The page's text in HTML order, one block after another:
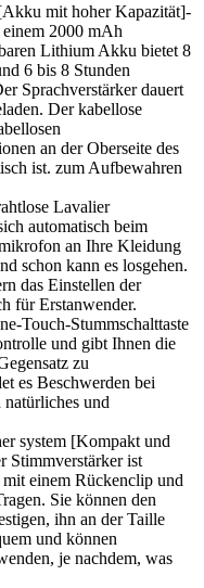
mit hoher Kapazität]-
2000 mAh
Lithium Akku bietet 8
6 bis 8 Stunden
Sprachverstärker dauert
Der kabellose
an der Oberseite des
ist. zum Aufbewahren
Lavalier
automatisch beim
an Ihre Kleidung
schon kann es losgehen.
das Einstellen der
für Erstanwender.
Touch-Stummschalttaste
und gibt Ihnen die
zu
es Beschwerden bei
und
system [Kompakt und
Stimmverstärker ist
einem Rückenclip und
Sie können den
ihn an der Taille
und können
je nachdem, was